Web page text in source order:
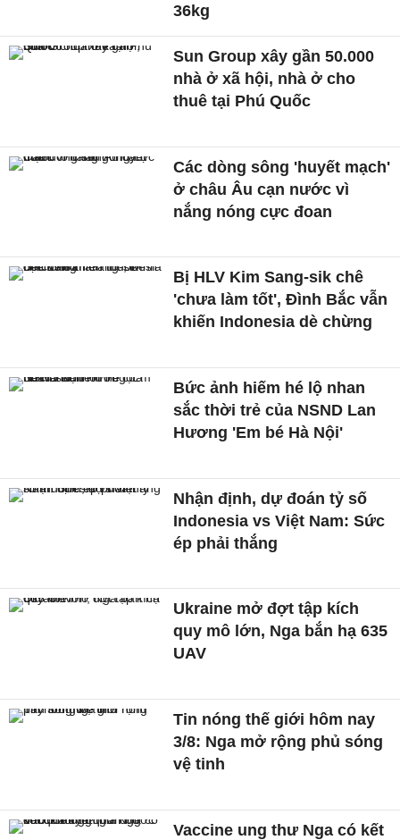
36kg
Sun Group xây gần 50.000
nhà ở xã hội, nhà ở cho
thuê tại Phú Quốc
Các dòng sông 'huyết mạch'
ở châu Âu cạn nước vì
nắng nóng cực đoan
Bị HLV Kim Sang-sik chê
'chưa làm tốt', Đình Bắc vẫn
khiến Indonesia dè chừng
Bức ảnh hiếm hé lộ nhan
sắc thời trẻ của NSND Lan
Hương 'Em bé Hà Nội'
Nhận định, dự đoán tỷ số
Indonesia vs Việt Nam: Sức
ép phải thắng
Ukraine mở đợt tập kích
quy mô lớn, Nga bắn hạ 635
UAV
Tin nóng thế giới hôm nay
3/8: Nga mở rộng phủ sóng
vệ tinh
Vaccine ung thư Nga có kết